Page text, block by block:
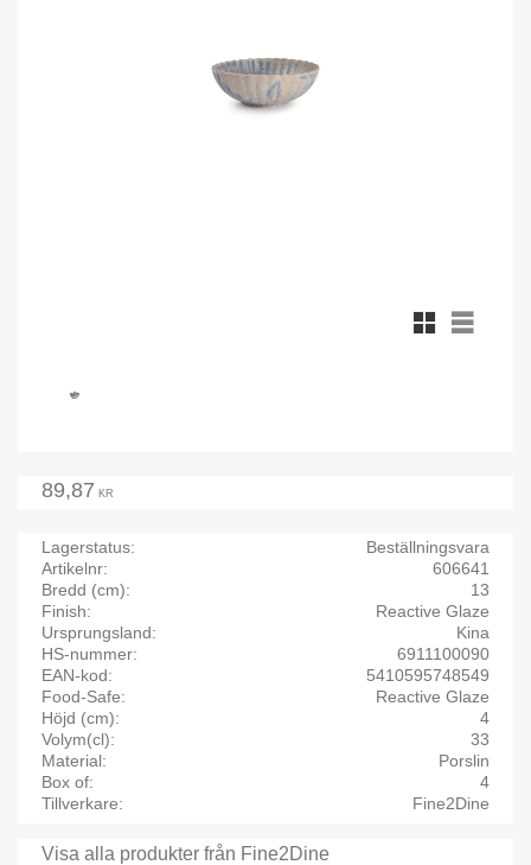
Rutnätsvy
Listvy
89,87 KR
Lagerstatus
Beställningsvara
Artikelnr
606641
Bredd (cm)
13
Finish
Reactive Glaze
Ursprungsland
Kina
HS-nummer
6911100090
EAN-kod
5410595748549
Food-Safe
Reactive Glaze
Höjd (cm)
4
Volym(cl)
33
Material
Porslin
Box of
4
Tillverkare
Fine2Dine
Visa alla produkter från Fine2Dine